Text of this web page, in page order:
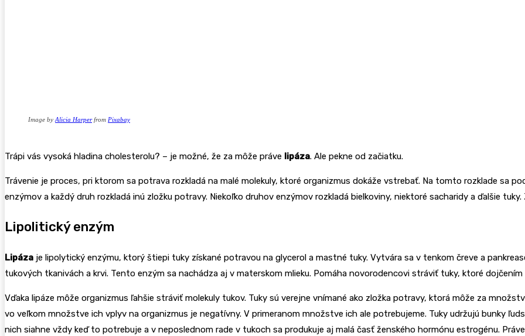
Image by Alicia Harperfrom Pixabay
Trápi vás vysoká hladina cholesterolu? – je možné, že za môže práve lipáza. Ale pekne od začiatku.
Trávenie je proces, pri ktorom sa potrava rozkladá na malé molekuly, ktoré organizmus dokáže vstrebať. Na tomto rozklade sa
enzýmov a každý druh rozkladá inú zložku potravy. Niekoľko druhov enzýmov rozkladá bielkoviny, niektoré sacharidy a ďalšie
Lipolitický enzým
Lipáza je lipolytický enzýmu, ktorý štiepi tuky získané potravou na glycerol a mastné tuky. Vytvára sa v tenkom čreve a
tukových tkanivách a krvi. Tento enzým sa nachádza aj v materskom mlieku. Pomáha novorodencovi stráviť tuky, ktoré dojčením
Vďaka lipáze môže organizmus ľahšie stráviť molekuly tukov. Tuky sú verejne vnímané ako zložka potravy, ktorá môže za
vo veľkom množstve ich vplyv na organizmus je negatívny. V primeranom množstve ich ale potrebujeme. Tuky udržujú bunky
nich siahne vždy keď to potrebuje a v neposlednom rade v tukoch sa produkuje aj malá časť ženského hormónu estrogénu.